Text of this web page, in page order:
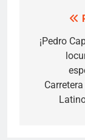
¡Pedro
Carretera